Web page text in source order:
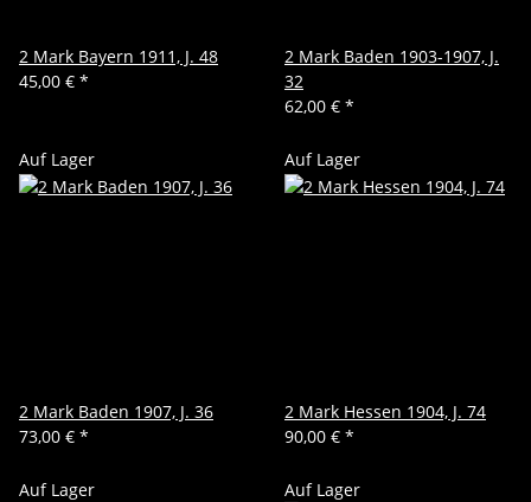
2 Mark Bayern 1911, J. 48
45,00 € *
2 Mark Baden 1903-1907, J.
32
62,00 € *
Auf Lager
2 Mark Baden 1907, J. 36
73,00 € *
Auf Lager
2 Mark Hessen 1904, J. 74
90,00 € *
Auf Lager Auf Lager